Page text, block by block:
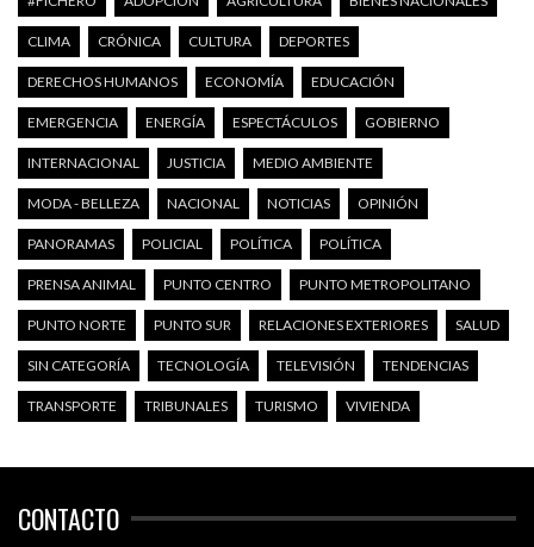
CLIMA CRÓNICA CULTURA DEPORTES
DERECHOS HUMANOS ECONOMÍA EDUCACIÓN
EMERGENCIA ENERGÍA ESPECTÁCULOS GOBIERNO
INTERNACIONAL JUSTICIA MEDIO AMBIENTE
MODA - BELLEZA NACIONAL NOTICIAS OPINIÓN
PANORAMAS POLICIAL POLÍTICA POLÍTICA
PRENSA ANIMAL PUNTO CENTRO PUNTO METROPOLITANO
PUNTO NORTE PUNTO SUR RELACIONES EXTERIORES SALUD
SIN CATEGORÍA TECNOLOGÍA TELEVISIÓN TENDENCIAS
TRANSPORTE TRIBUNALES TURISMO VIVIENDA
CONTACTO